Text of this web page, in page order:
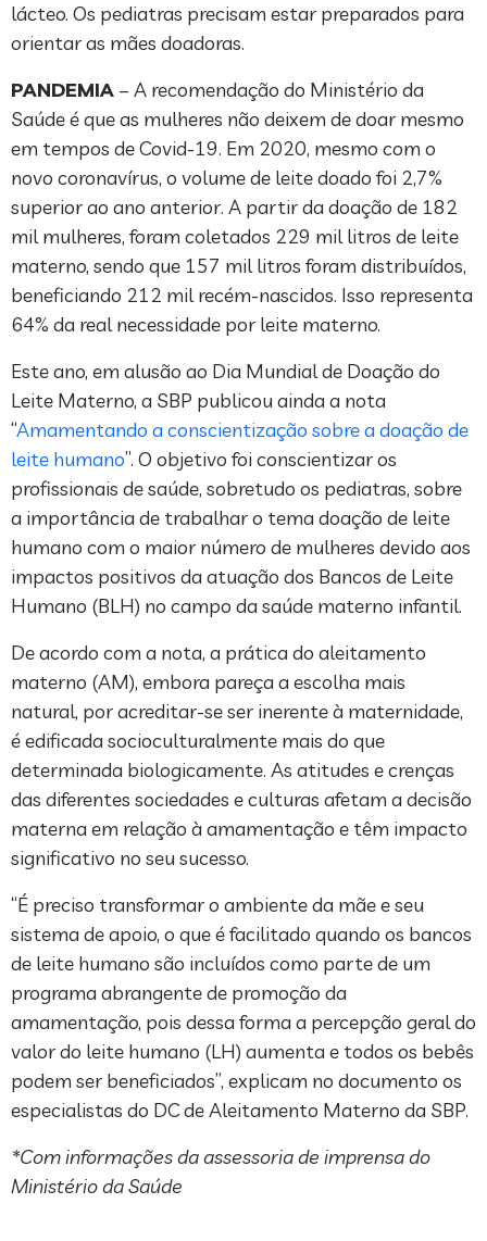
lácteo. Os pediatras precisam estar preparados para
orientar as mães doadoras.
PANDEMIA – A recomendação do Ministério da
Saúde é que as mulheres não deixem de doar mesmo
em tempos de Covid-19. Em 2020, mesmo com o
novo coronavírus, o volume de leite doado foi 2,7%
superior ao ano anterior. A partir da doação de 182
mil mulheres, foram coletados 229 mil litros de leite
materno, sendo que 157 mil litros foram distribuídos,
beneficiando 212 mil recém-nascidos. Isso representa
64% da real necessidade por leite materno.
Este ano, em alusão ao Dia Mundial de Doação do
Leite Materno, a SBP publicou ainda a nota
“Amamentando a conscientização sobre a doação de
leite humano”. O objetivo foi conscientizar os
profissionais de saúde, sobretudo os pediatras, sobre
a importância de trabalhar o tema doação de leite
humano com o maior número de mulheres devido aos
impactos positivos da atuação dos Bancos de Leite
Humano (BLH) no campo da saúde materno infantil.
De acordo com a nota, a prática do aleitamento
materno (AM), embora pareça a escolha mais
natural, por acreditar-se ser inerente à maternidade,
é edificada socioculturalmente mais do que
determinada biologicamente. As atitudes e crenças
das diferentes sociedades e culturas afetam a decisão
materna em relação à amamentação e têm impacto
significativo no seu sucesso.
“É preciso transformar o ambiente da mãe e seu
sistema de apoio, o que é facilitado quando os bancos
de leite humano são incluídos como parte de um
programa abrangente de promoção da
amamentação, pois dessa forma a percepção geral do
valor do leite humano (LH) aumenta e todos os bebês
podem ser beneficiados”, explicam no documento os
especialistas do DC de Aleitamento Materno da SBP.
*Com informações da assessoria de imprensa do
Ministério da Saúde